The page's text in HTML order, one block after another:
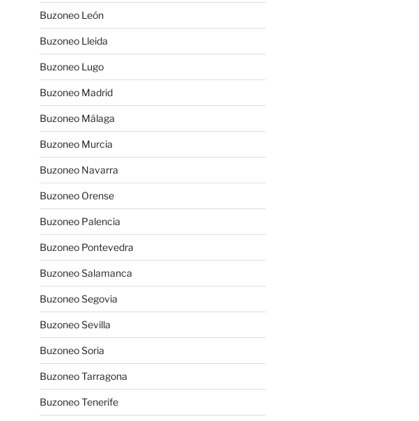
Buzoneo León
Buzoneo Lleida
Buzoneo Lugo
Buzoneo Madrid
Buzoneo Málaga
Buzoneo Murcia
Buzoneo Navarra
Buzoneo Orense
Buzoneo Palencia
Buzoneo Pontevedra
Buzoneo Salamanca
Buzoneo Segovia
Buzoneo Sevilla
Buzoneo Soria
Buzoneo Tarragona
Buzoneo Tenerife